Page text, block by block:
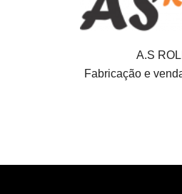
A.S
Fabricação e